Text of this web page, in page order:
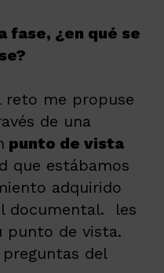
fase, ¿en qué se
reto me propuse
de una
punto de vista
que estábamos
adquirido
documental.
les
punto de vista.
del